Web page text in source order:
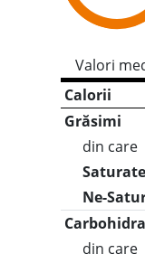
Valori
Calorii
Grăsimi
din care
Saturate
Ne-
din care